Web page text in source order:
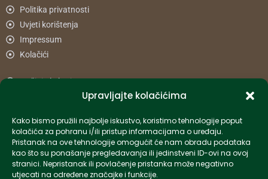
Upravljajte kolačićima
Kako bismo pružili najbolje iskustvo, koristimo tehnologije poput
kolačića za pohranu i/ili pristup informacijama o uređaju.
Pristanak na ove tehnologije omogućit će nam obradu podataka
kao što su ponašanje pregledavanja ili jedinstveni ID-ovi na ovoj
stranici. Nepristanak ili povlačenje pristanka može negativno
utjecati na određene značajke i funkcije.
Politika privatnosti
Uvjeti korištenja
Impressum
Kolačići
Načini plaćanja
Informacije
info-hr@kettner.com